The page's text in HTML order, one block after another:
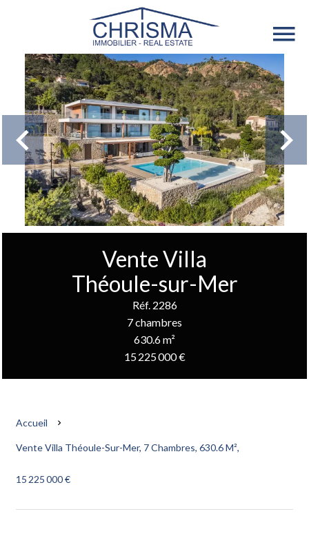
Vente Villa
Théoule-sur-Mer
Réf. 2286
7 chambres
630.6 m²
15 225 000 €
Accueil
Vente Villa Théoule-Sur-Mer, 7 Chambres, 630.6 M²,
15 225 000 €